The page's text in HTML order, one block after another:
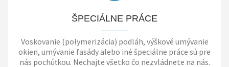
ŠPECIÁLNE PRÁCE
Voskovanie (polymerizácia) podláh, výškové umývanie
okien, umývanie fasády alebo iné špeciálne práce sú pre
nás pochúťkou. Nechajte všetko čo nezvládnete na nás.